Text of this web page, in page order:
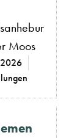
Moos